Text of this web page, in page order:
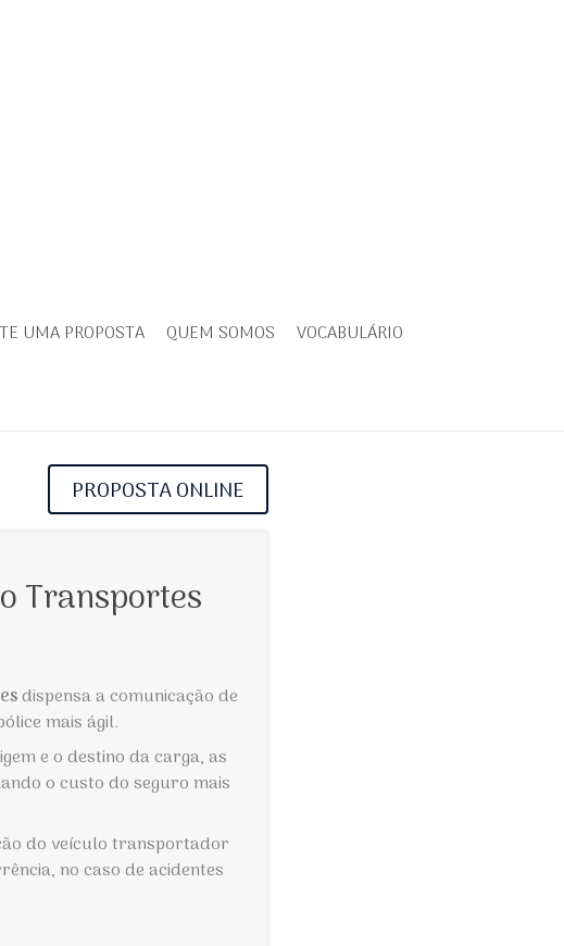
UMA PROPOSTA QUEM SOMOS
VOCABULÁRIO
PROPOSTA ONLINE
Transportes
dispensa a comunicação de
mais ágil.
e o destino da carga, as
o custo do seguro mais
do veículo transportador
no caso de acidentes